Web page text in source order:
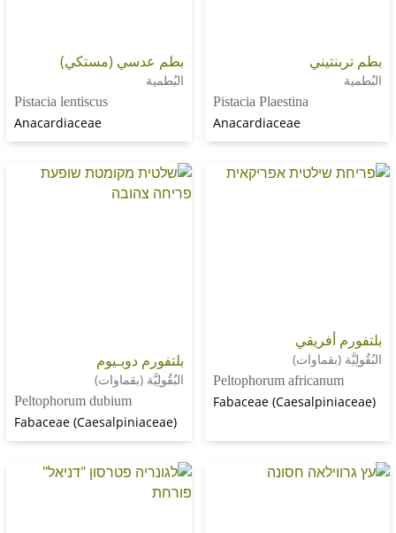
Pistacia Plaestina
Anacardiaceae
بطم عدسي (مستكي)
Pistacia lentiscus
Anacardiaceae
Peltophorum
Fabaceae
بلتفورم دوبـيوم
البُقُولِيَّة (بقماوات)
Peltophorum dubium
Fabaceae (Caesalpiniaceae)